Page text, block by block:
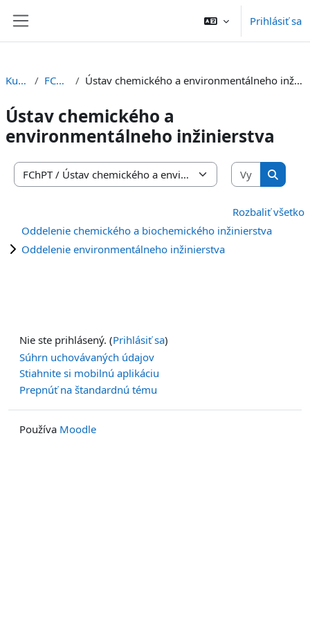
Prihlásiť sa
Kurzy FChPT Ústav chemického a environmentálneho inžinierstva
Ústav chemického a
environmentálneho inžinierstva
Kategórie kurzov
Vyhľadať
Rozbaliť všetko
Oddelenie chemického a biochemického inžinierstva
Oddelenie environmentálneho inžinierstva
Nie ste prihlásený. (Prihlásiť sa)
Súhrn uchovávaných údajov
Stiahnite si mobilnú aplikáciu
Prepnúť na štandardnú tému
Používa Moodle